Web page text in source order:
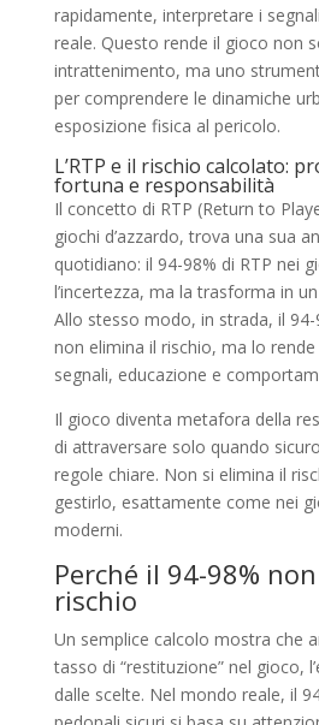
rapidamente, interpretare i
reale. Questo rende il gioco non
intrattenimento, ma uno
per comprendere le dinamiche
esposizione fisica al pericolo.
L’RTP e il rischio calcolato:
fortuna e responsabilità
Il concetto di RTP (Return to
giochi d’azzardo, trova una sua
quotidiano: il 94-98% di RTP nei
l’incertezza, ma la trasforma in
Allo stesso modo, in strada, il 94-
non elimina il rischio, ma lo
segnali, educazione e
Il gioco diventa metafora della
di attraversare solo quando
regole chiare. Non si elimina il
gestirlo, esattamente come nei
moderni.
Perché il 94-98%
rischio
Un semplice calcolo mostra che
tasso di “restituzione” nel gioco,
dalle scelte. Nel mondo reale, il